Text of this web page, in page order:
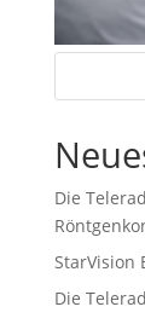
Die
StarVision
Die